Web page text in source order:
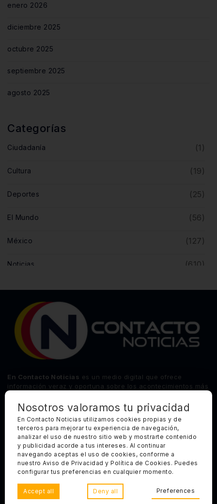
enero 2026
diciembre 2025
octubre 2025
septiembre 2025
agosto 2025
Categorías
Ciudadanía (1)
Cultura (19)
Deportes (25)
El Mundo (56)
México (127)
Noticias (610)
Querétaro
En Contacto Noticias es un medio digital que ofrece
información veraz y oportuna sobre los acontecimientos más
principales sucesos nacionales e internacionales.
Síguenos
Categorías Principales
Otros Enlaces
Copyright 2025, Todos los derechos reservados. En Contacto
Noticias
Nosotros valoramos tu privacidad
En Contacto Noticias utilizamos cookies propias y de
terceros para mejorar tu experiencia de navegación,
analizar el uso de nuestro sitio web y mostrarte contenido
y publicidad acorde a tus intereses. Al continuar
navegando aceptas el uso de cookies, conforme a
nuestro Aviso de Privacidad y Política de Cookies. Puedes
configurar tus preferencias en cualquier momento.
Accept all Deny all Preferences